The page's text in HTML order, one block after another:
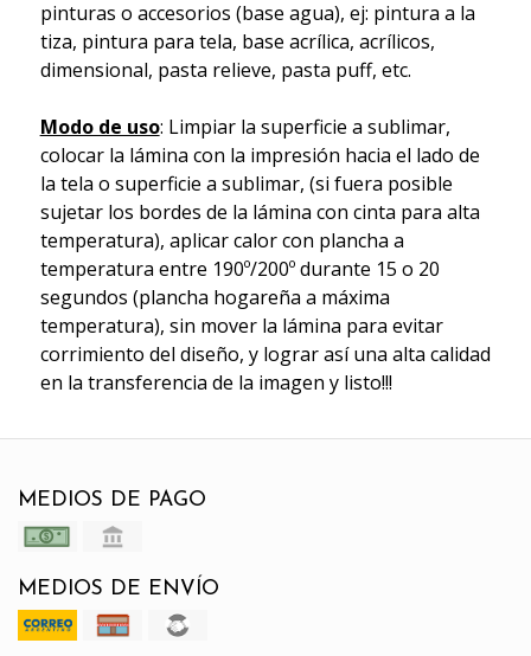
pinturas o accesorios (base agua), ej: pintura a la
tiza, pintura para tela, base acrílica, acrílicos,
dimensional, pasta relieve, pasta puff, etc.
Modo de uso: Limpiar la superficie a sublimar,
colocar la lámina con la impresión hacia el lado de
la tela o superficie a sublimar, (si fuera posible
sujetar los bordes de la lámina con cinta para alta
temperatura), aplicar calor con plancha a
temperatura entre 190º/200º durante 15 o 20
segundos (plancha hogareña a máxima
temperatura), sin mover la lámina para evitar
corrimiento del diseño, y lograr así una alta calidad
en la transferencia de la imagen y listo!!!
MEDIOS DE PAGO
MEDIOS DE ENVÍO